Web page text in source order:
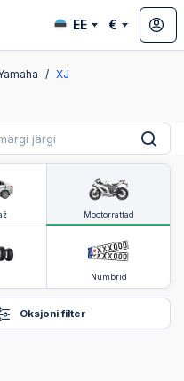
EE €
XJ
Mootorrattad
Numbrid
Oksjoni filter